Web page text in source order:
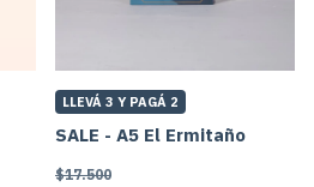
SALE - A5 El Ermitaño
$17.500
LLEVÁ 3 Y PAGÁ 2